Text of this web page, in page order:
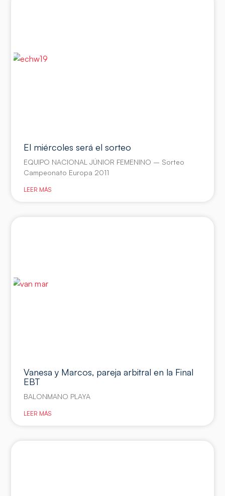
El miércoles será el sorteo
EQUIPO NACIONAL JÚNIOR FEMENINO – Sorteo
Campeonato Europa 2011
LEER MÁS
Vanesa y Marcos, pareja arbitral en la Final
EBT
BALONMANO PLAYA
LEER MÁS